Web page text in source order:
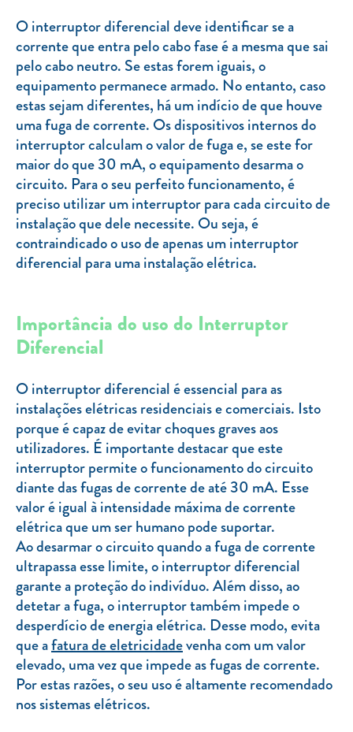
Clientes com necessidades especiais
Clientes prioritários
Resolução alternativa de litígios
O interruptor diferencial deve identificar se a
corrente que entra pelo cabo fase é a mesma que sai
pelo cabo neutro. Se estas forem iguais, o
equipamento permanece armado. No entanto, caso
estas sejam diferentes, há um indício de que houve
uma fuga de corrente. Os dispositivos internos do
interruptor calculam o valor de fuga e, se este for
maior do que 30 mA, o equipamento desarma o
circuito. Para o seu perfeito funcionamento, é
preciso utilizar um interruptor para cada circuito de
instalação que dele necessite. Ou seja, é
contraindicado o uso de apenas um interruptor
diferencial para uma instalação elétrica.
Importância do uso do Interruptor
Diferencial
O interruptor diferencial é essencial para as
instalações elétricas residenciais e comerciais. Isto
porque é capaz de evitar choques graves aos
utilizadores. É importante destacar que este
interruptor permite o funcionamento do circuito
diante das fugas de corrente de até 30 mA. Esse
valor é igual à intensidade máxima de corrente
elétrica que um ser humano pode suportar.
Ao desarmar o circuito quando a fuga de corrente
ultrapassa esse limite, o interruptor diferencial
garante a proteção do indivíduo. Além disso, ao
detetar a fuga, o interruptor também impede o
desperdício de energia elétrica. Desse modo, evita
que afatura de eletricidadevenha com um valor
elevado, uma vez que impede as fugas de corrente.
Por estas razões, o seu uso é altamente recomendado
nos sistemas elétricos.